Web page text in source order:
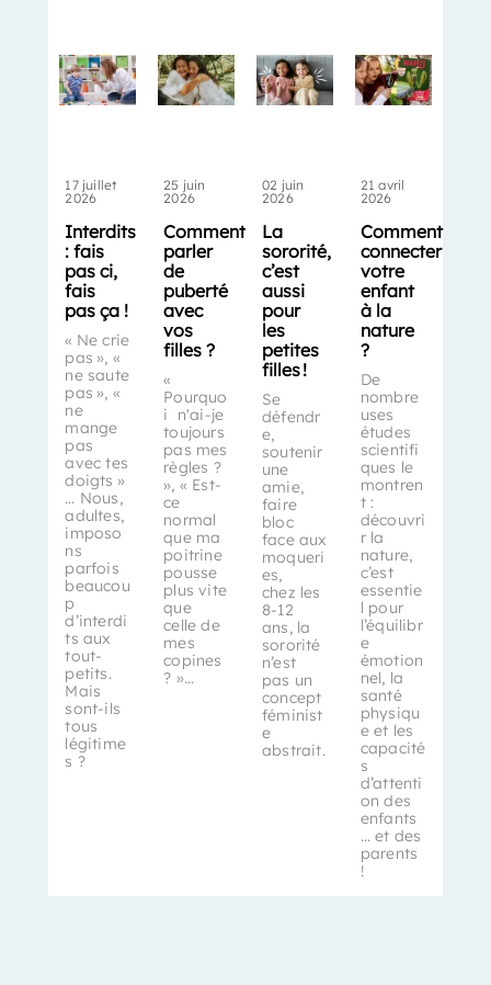
17 juillet
2026
Interdits
: fais
pas ci,
fais
pas ça !
« Ne crie
pas », «
ne saute
pas », «
ne
mange
pas
avec tes
doigts »
… Nous,
adultes,
imposo
ns
parfois
beaucou
p
d’interdi
ts aux
tout-
petits.
Mais
sont-ils
tous
légitime
s ?
25 juin
2026
Comment
parler
de
puberté
avec
vos
filles ?
«
Pourquo
i n'ai-je
toujours
pas mes
règles ?
», « Est-
ce
normal
que ma
poitrine
pousse
plus vite
que
celle de
mes
copines
? »...
02 juin
2026
La
sororité,
c’est
aussi
pour
les
petites
filles !
Se
défendr
e,
soutenir
une
amie,
faire
bloc
face aux
moqueri
es,
chez les
8-12
ans, la
sororité
n’est
pas un
concept
féminist
e
abstrait.
21 avril
2026
Comment
connecter
votre
enfant
à la
nature
?
De
nombre
uses
études
scientifi
ques le
montren
t :
découvri
r la
nature,
c’est
essentie
l pour
l’équilibr
e
émotion
nel, la
santé
physiqu
e et les
capacité
s
d’attenti
on des
enfants
… et des
parents
!